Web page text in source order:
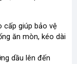
cấp giúp bảo vệ
ăn mòn, kéo dài
dầu lên đến